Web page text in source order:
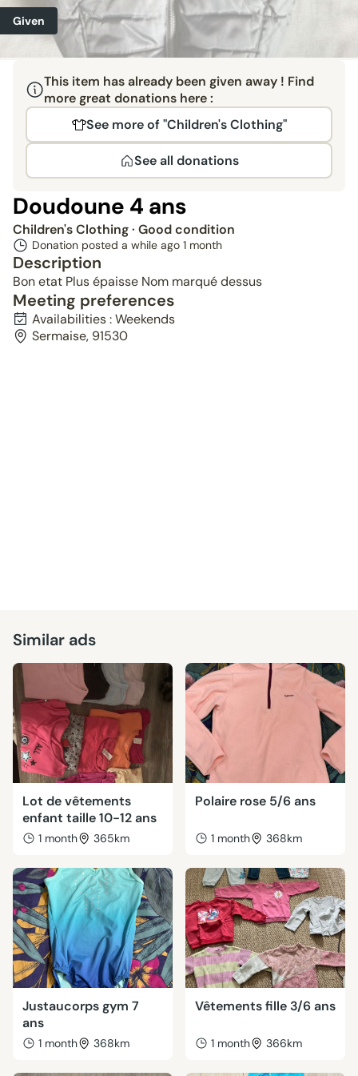
Given
This item has already been given away ! Find
more great donations here :
See more of "Children's Clothing"
See all donations
Doudoune 4 ans
Children's Clothing· Good condition
Donation posted a while ago 1 month
Description
Bon etat Plus épaisse Nom marqué dessus
Meeting preferences
Availabilities : Weekends
Sermaise, 91530
Similar ads
Lot de vêtements
enfant taille 10-12 ans
1 month 365km
Polaire rose 5/6 ans
1 month 368km
Justaucorps gym 7
ans
1 month 368km
Vêtements fille 3/6 ans
1 month 366km